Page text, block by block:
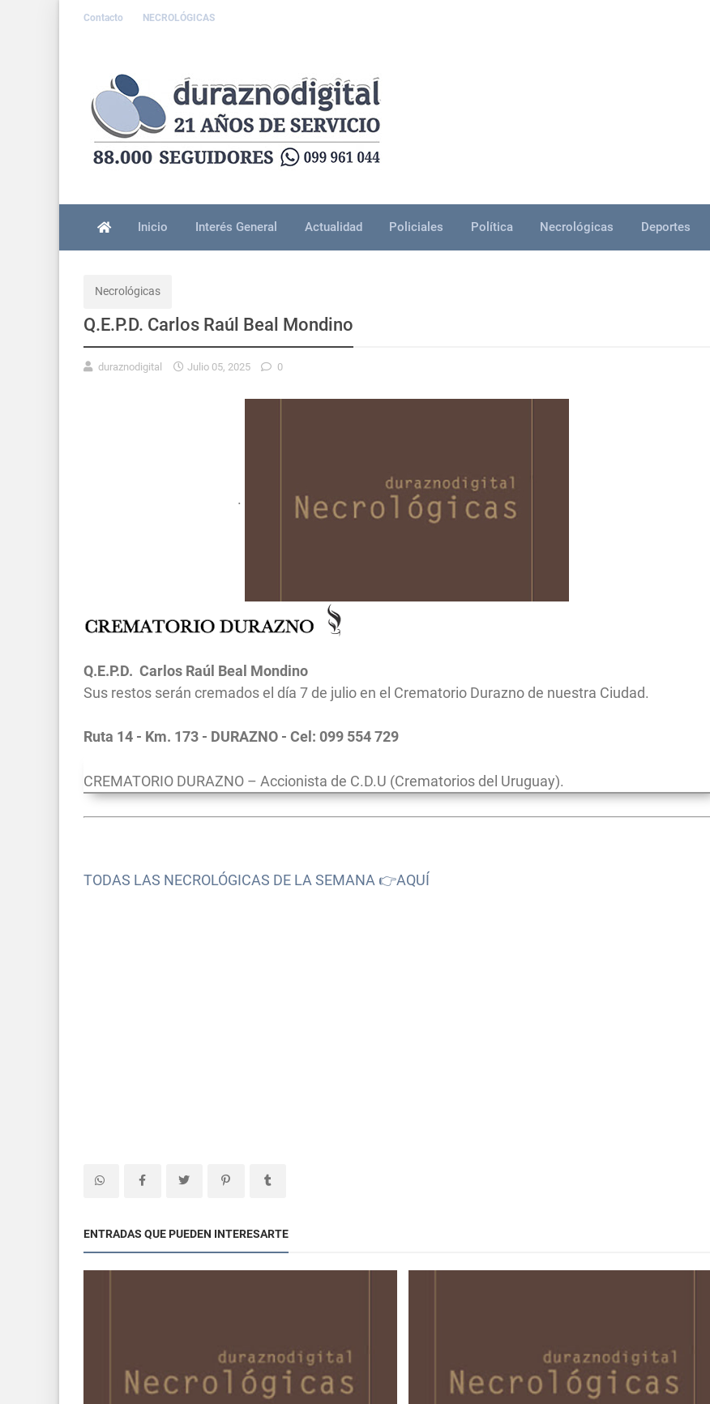
Contacto NECROLÓGICAS
Inicio Interés General Actualidad Policiales Política Necrológicas Deportes
Necrológicas
Q.E.P.D. Carlos Raúl Beal Mondino
duraznodigital Julio 05, 2025 0
.
Q.E.P.D. Carlos Raúl Beal Mondino
Sus restos serán cremados el día 7 de julio en el Crematorio Durazno de nuestra Ciudad.
Ruta 14 - Km. 173 - DURAZNO - Cel: 099 554 729
CREMATORIO DURAZNO – Accionista de C.D.U (Crematorios del Uruguay).
TODAS LAS NECROLÓGICAS DE LA SEMANA 👉AQUÍ
ENTRADAS QUE PUEDEN INTERESARTE